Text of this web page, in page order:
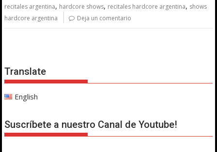
recitales argentina, hardcore shows, recitales hardcore argentina, shows
hardcore argentina
Deja un comentario
Translate
English
Suscríbete a nuestro Canal de Youtube!